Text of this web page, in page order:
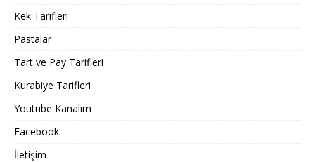
Kek Tarifleri
Pastalar
Tart ve Pay Tarifleri
Kurabiye Tarifleri
Youtube Kanalım
Facebook
İletişim